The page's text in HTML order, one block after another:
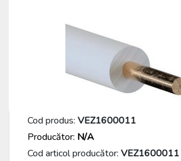
Cod produs: VEZ1600011
Producător: N/A
Cod articol producător: VEZ1600011